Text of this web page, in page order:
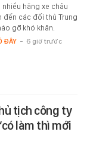
hãng xe châu
đến các đối thủ Trung
gỡ khó khăn.
ĐÂY - 6 giờ trước
tịch công ty
làm thì mới